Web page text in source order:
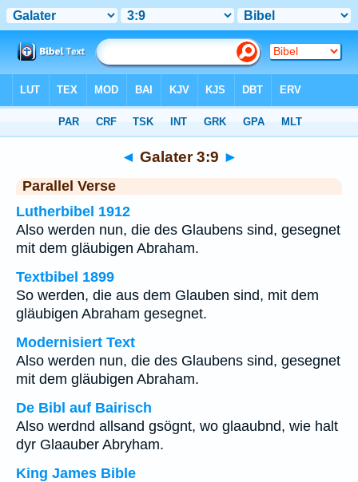
◄ Galater 3:9 ►
Parallel Verse
Lutherbibel 1912
Also werden nun, die des Glaubens sind, gesegnet
mit dem gläubigen Abraham.
Textbibel 1899
So werden, die aus dem Glauben sind, mit dem
gläubigen Abraham gesegnet.
Modernisiert Text
Also werden nun, die des Glaubens sind, gesegnet
mit dem gläubigen Abraham.
De Bibl auf Bairisch
Also werdnd allsand gsögnt, wo glaaubnd, wie halt
dyr Glaauber Abryham.
King James Bible